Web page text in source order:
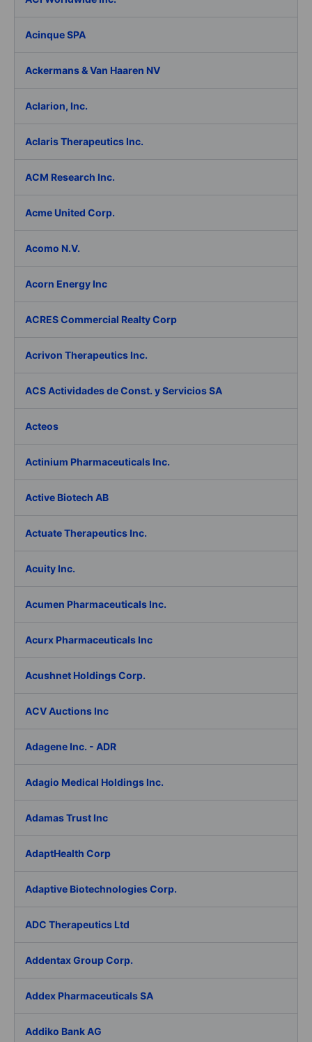
Acinque SPA
Ackermans & Van Haaren NV
Aclarion, Inc.
Aclaris Therapeutics Inc.
ACM Research Inc.
Acme United Corp.
Acomo N.V.
Acorn Energy Inc
ACRES Commercial Realty Corp
Acrivon Therapeutics Inc.
ACS Actividades de Const. y Servicios SA
Acteos
Actinium Pharmaceuticals Inc.
Active Biotech AB
Actuate Therapeutics Inc.
Acuity Inc.
Acumen Pharmaceuticals Inc.
Acurx Pharmaceuticals Inc
Acushnet Holdings Corp.
ACV Auctions Inc
Adagene Inc. - ADR
Adagio Medical Holdings Inc.
Adamas Trust Inc
AdaptHealth Corp
Adaptive Biotechnologies Corp.
ADC Therapeutics Ltd
Addentax Group Corp.
Addex Pharmaceuticals SA
Addiko Bank AG